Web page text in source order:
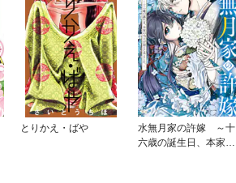
とりかえ・ばや
水無月家の許嫁 ～十
六歳の誕生日、本家の